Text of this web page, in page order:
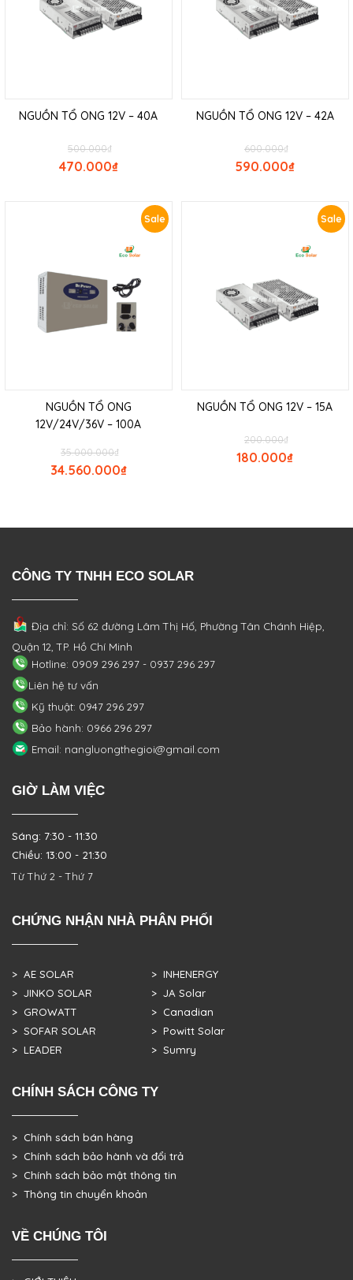
NGUỒN TỔ ONG 12V – 40A
₫
500.000
₫
470.000
NGUỒN TỔ ONG 12V – 42A
₫
600.000
₫
590.000
Sale
NGUỒN TỔ ONG
12V/24V/36V – 100A
₫
35.000.000
₫
34.560.000
Sale
NGUỒN TỔ ONG 12V – 15A
₫
200.000
₫
180.000
CÔNG TY TNHH ECO SOLAR
Địa chỉ: Số 62 đường Lâm Thị Hố, PhườngTân Chánh Hiệp,
Quận 12, TP. Hồ Chí Minh
Hotline: 0909 296 297 - 0937 296 297
Liên hệ tư vấn
Kỹ thuật: 0947 296 297
Bảo hành: 0966 296 297
Email: nangluongthegioi@gmail.com
GIỜ LÀM VIỆC
Sáng: 7:30 - 11:30
Chiều: 13:00 - 21:30
Từ Thứ 2 - Thứ 7
CHỨNG NHẬN NHÀ PHÂN PHỐI
> AE SOLAR
> JINKO SOLAR
> GROWATT
> SOFAR SOLAR
> LEADER
> INHENERGY
> JA Solar
> Canadian
> Powitt Solar
> Sumry
CHÍNH SÁCH CÔNG TY
> Chính sách bán hàng
> Chính sách bảo hành và đổi trả
> Chính sách bảo mật thông tin
> Thông tin chuyển khoản
VỀ CHÚNG TÔI